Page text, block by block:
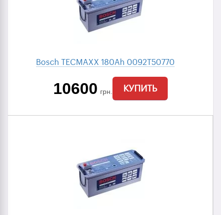
Bosch TECMAXX 180Ah 0092T50770
10600 грн. КУПИТЬ